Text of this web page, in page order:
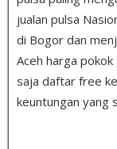
jualan pulsa
di Bogor dan
Aceh harga
saja daftar free
keuntungan yang